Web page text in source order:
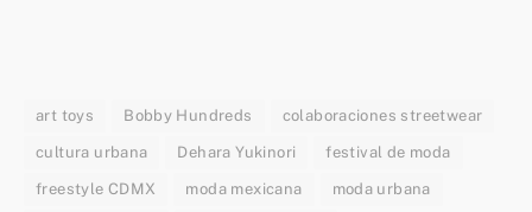
art toys Bobby Hundreds colaboraciones streetwear
cultura urbana Dehara Yukinori festival de moda
freestyle CDMX moda mexicana moda urbana